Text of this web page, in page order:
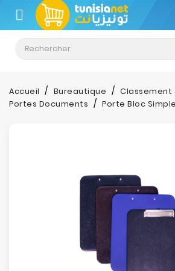
CATÉGORIE
Climatisation
Informatique
Accueil Bureautique
Classement
Portes Documents
Porte Bloc